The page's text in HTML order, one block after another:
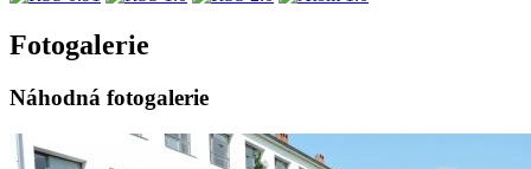
Fotogalerie
Náhodná fotogalerie